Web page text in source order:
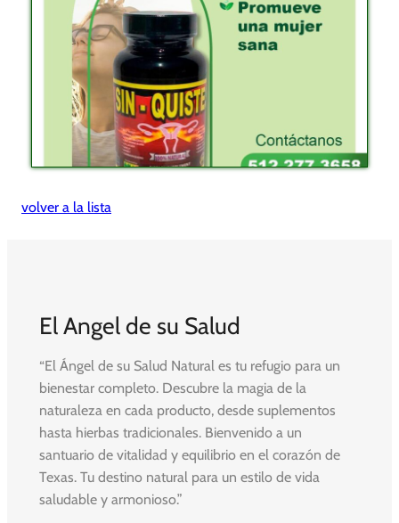
volver a la lista
El Angel de su Salud
“El Ángel de su Salud Natural es tu refugio para un
bienestar completo. Descubre la magia de la
naturaleza en cada producto, desde suplementos
hasta hierbas tradicionales. Bienvenido a un
santuario de vitalidad y equilibrio en el corazón de
Texas. Tu destino natural para un estilo de vida
saludable y armonioso.”